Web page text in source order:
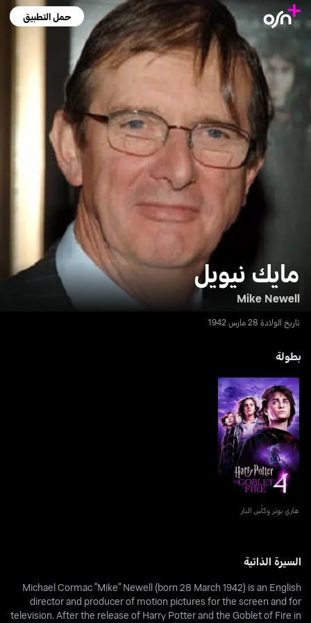
حمل التطبيق
مايك نيويل
Mike Newell
تاريخ الولادة 28 مارس 1942
بطولة
هاري بوتر وكأس النار
هاري بوتر وكأس النار
السيرة الذاتية
Michael Cormac "Mike" Newell (born 28 March 1942) is an English
director and producer of motion pictures for the screen and for
television. After the release of Harry Potter and the Goblet of Fire in